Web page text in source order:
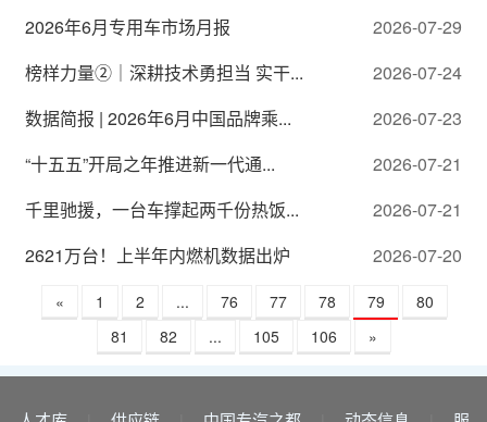
2026年6月专用车市场月报
2026-07-29
榜样力量②｜深耕技术勇担当 实干...
2026-07-24
数据简报 | 2026年6月中国品牌乘...
2026-07-23
“十五五”开局之年推进新一代通...
2026-07-21
千里驰援，一台车撑起两千份热饭...
2026-07-21
2621万台！上半年内燃机数据出炉
2026-07-20
« 1 2 ... 76 77 78 79
80
81
82 ... 105 106 »